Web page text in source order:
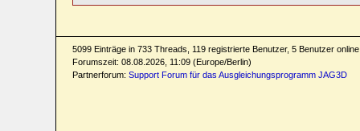
5099 Einträge in 733 Threads, 119 registrierte Benutzer, 5 Benutzer
Forumszeit: 08.08.2026, 11:09 (Europe/Berlin)
Partnerforum: Support Forum für das Ausgleichungsprogramm JAG3D